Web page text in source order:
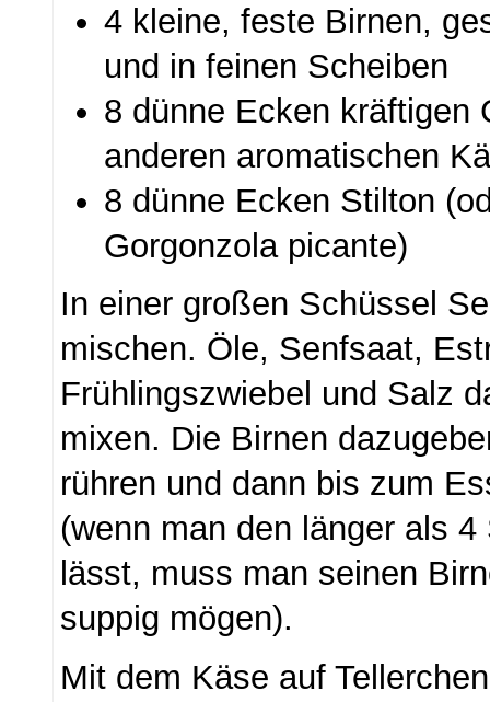
4 kleine, feste Birnen,
und in feinen Scheiben
8 dünne Ecken kräftigen
anderen aromatischen
8 dünne Ecken Stilton
Gorgonzola picante)
In einer großen Schüssel
mischen. Öle, Senfsaat,
Frühlingszwiebel und Salz
mixen. Die Birnen
rühren und dann bis zum
(wenn man den länger als
lässt, muss man seinen
suppig mögen).
Mit dem Käse auf